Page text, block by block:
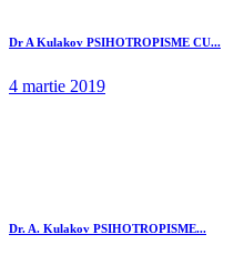
Dr A Kulakov PSIHOTROPISME CU...
4 martie 2019
Dr. A. Kulakov PSIHOTROPISME...